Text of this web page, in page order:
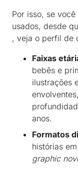
Por isso, se
usados, desde
, veja o perfil de
Faixas
bebês e
ilustrações
anos.
Formatos
histórias
graphic